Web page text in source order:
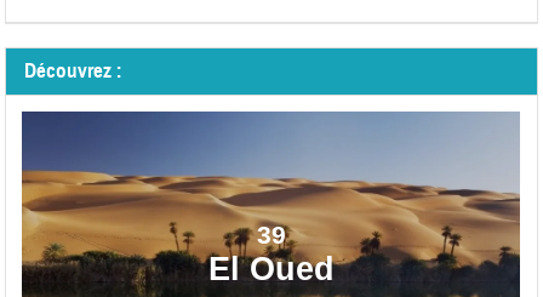
Découvrez :
39
El Oued